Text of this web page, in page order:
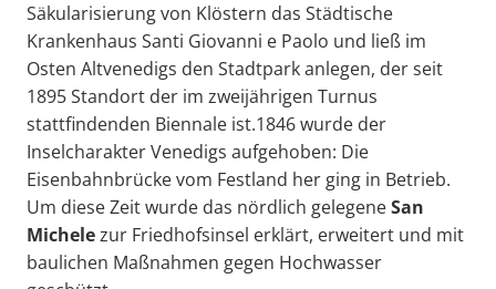
Säkularisierung von Klöstern das Städtische
Krankenhaus Santi Giovanni e Paolo und ließ im
Osten Altvenedigs den Stadtpark anlegen, der seit
1895 Standort der im zweijährigen Turnus
stattfindenden Biennale ist.1846 wurde der
Inselcharakter Venedigs aufgehoben: Die
Eisenbahnbrücke vom Festland her ging in Betrieb.
Um diese Zeit wurde das nördlich gelegeneSan
Michelezur Friedhofsinsel erklärt, erweitert und mit
baulichen Maßnahmen gegen Hochwasser